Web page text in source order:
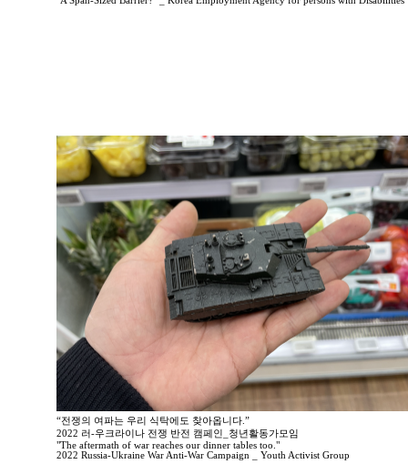
“전쟁의 여파는 우리 식탁에도 찾아옵니다.”
2022 러-우크라이나 전쟁 반전 캠페인_청년활동가모임
"The aftermath of war reaches our dinner tables too."
2022 Russia-Ukraine War Anti-War Campaign _ Youth Activist Group